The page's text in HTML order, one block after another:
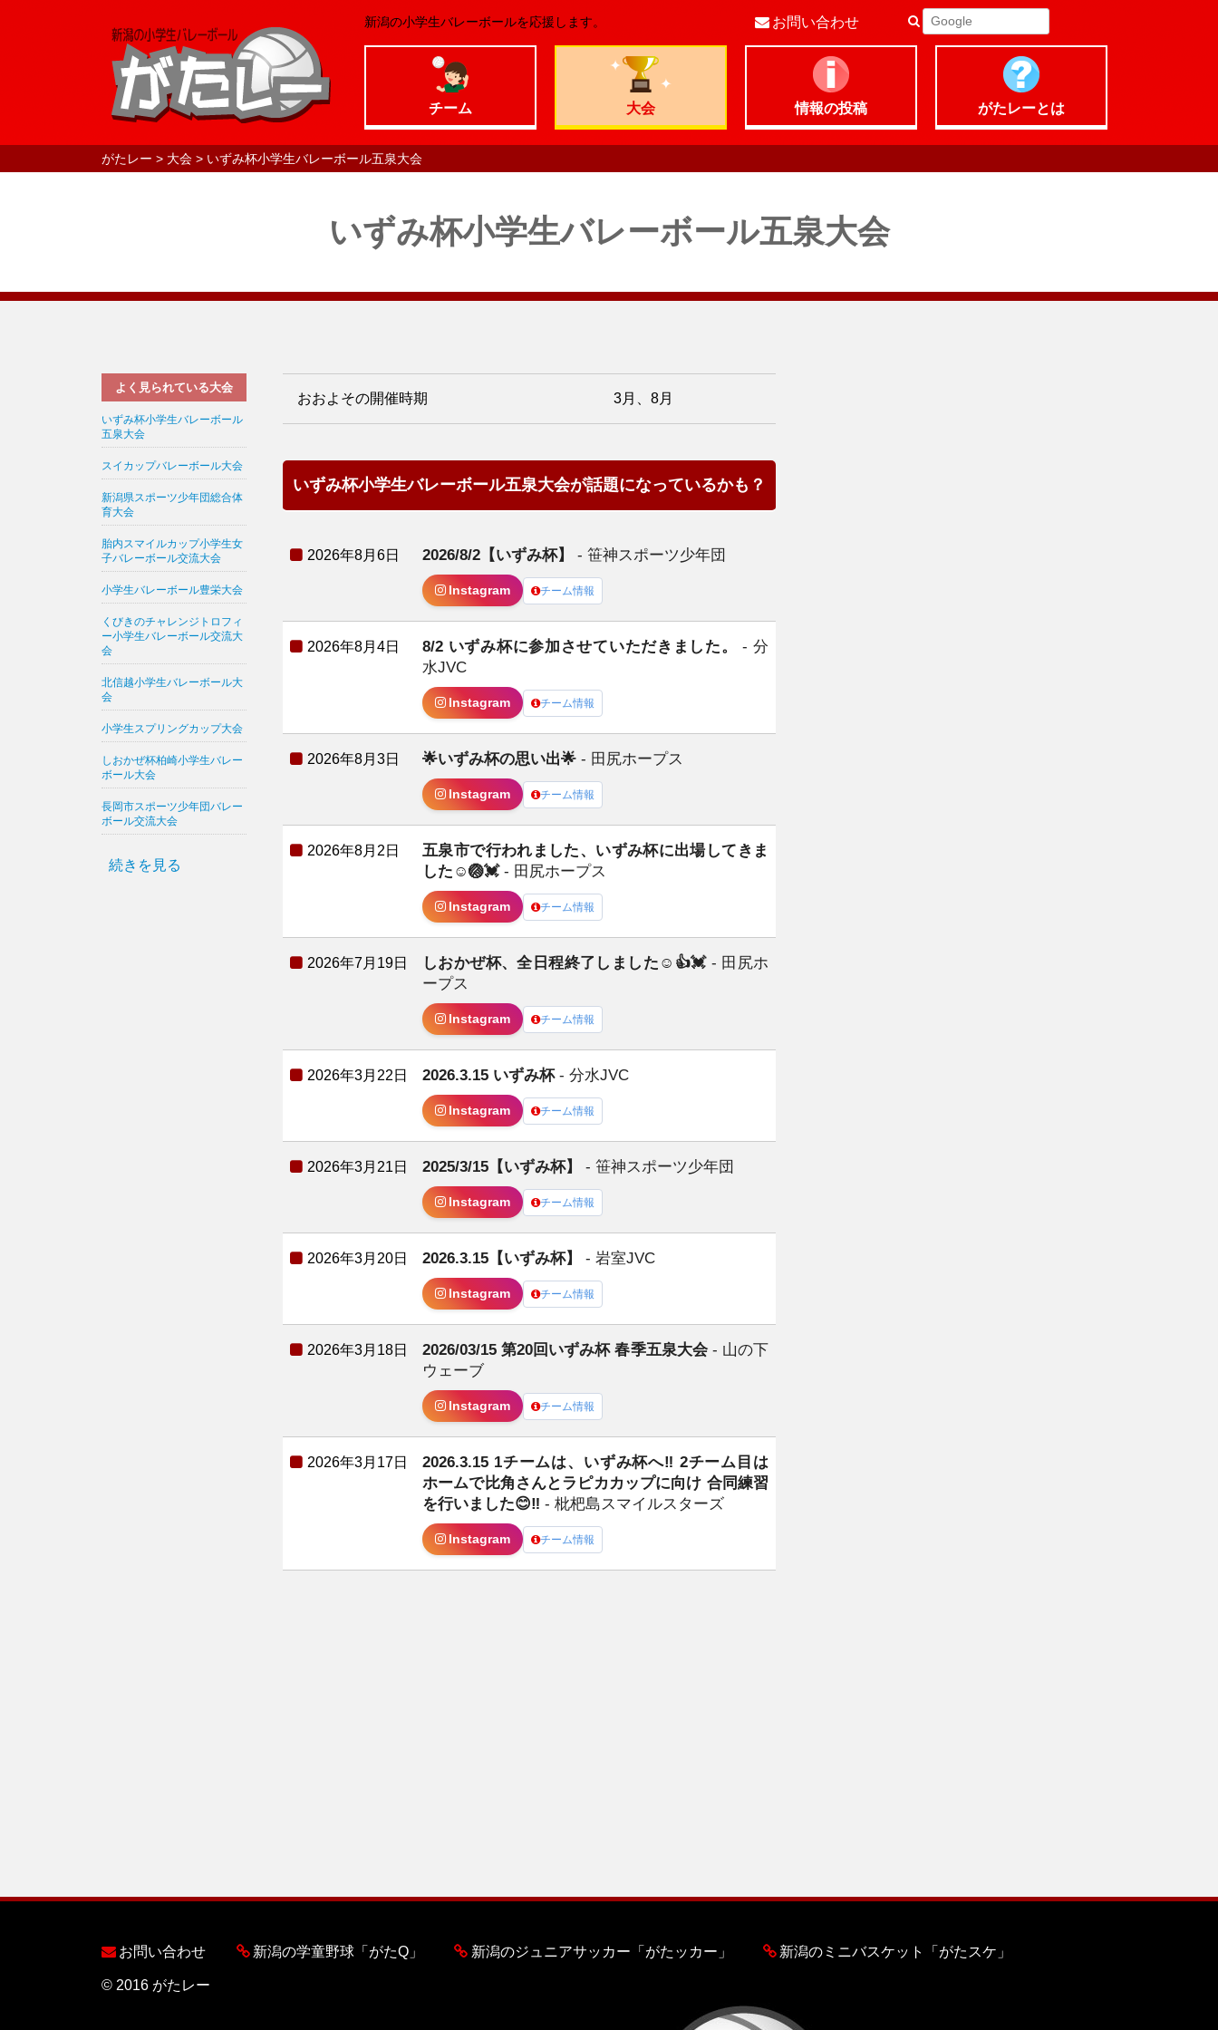
新潟の小学生バレーボールを応援します。
コ
ツ
お問い合わせ
チーム 大会 情報の投稿 がたレーとは
がたレー > 大会 > いずみ杯小学生バレーボール五泉大会
いずみ杯小学生バレーボール五泉大会
よく見られている大会
いずみ杯小学生バレーボール
五泉大会
スイカップバレーボール大会
新潟県スポーツ少年団総合体
育大会
胎内スマイルカップ小学生女
子バレーボール交流大会
小学生バレーボール豊栄大会
くびきのチャレンジトロフィ
ー小学生バレーボール交流大
会
北信越小学生バレーボール大
会
小学生スプリングカップ大会
しおかぜ杯柏崎小学生バレー
ボール大会
長岡市スポーツ少年団バレー
ボール交流大会
続きを見る
おおよその開催時期 3月、8月
いずみ杯小学生バレーボール五泉大会が話題になっているかも？
2026年8月6日 2026/8/2【いずみ杯】 - 笹神スポーツ少年団
Instagram チーム情報
2026年8月4日 8/2 いずみ杯に参加させていただきました。- 分
水JVC
Instagram チーム情報
2026年8月3日 🌟いずみ杯の思い出🌟 - 田尻ホープス
Instagram チーム情報
2026年8月2日
五泉市で行われました、いずみ杯に出場してきま
した☺️🏐💓 - 田尻ホープス
Instagram チーム情報
2026年7月19日 しおかぜ杯、全日程終了しました☺️👍💓 - 田尻ホ
ープス
Instagram チーム情報
2026年3月22日 2026.3.15 いずみ杯 - 分水JVC
Instagram チーム情報
2026年3月21日 2025/3/15【いずみ杯】 - 笹神スポーツ少年団
Instagram チーム情報
2026年3月20日 2026.3.15【いずみ杯】 - 岩室JVC
Instagram チーム情報
2026年3月18日 2026/03/15 第20回いずみ杯 春季五泉大会 - 山の下
ウェーブ
Instagram チーム情報
2026年3月17日
2026.3.15 1チームは、いずみ杯へ‼️ 2チーム目は
ホームで比角さんとラピカカップに向け 合同練習
を行いました😊‼️ - 枇杷島スマイルスターズ
Instagram チーム情報
お問い合わせ 新潟の学童野球「がたQ」 新潟のジュニアサッカー「がたッカー」 新潟のミニバスケット「がたスケ」
© 2016 がたレー